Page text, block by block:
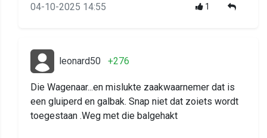
04-10-2025 14:55 1
leonard50 +276
Die Wagenaar...en mislukte zaakwaarnemer dat is
een gluiperd en galbak. Snap niet dat zoiets wordt
toegestaan .Weg met die balgehakt